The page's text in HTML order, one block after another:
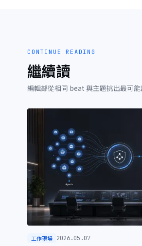
CONTINUE READING
繼續讀
編輯部從相同 beat 與主題挑出最可能
工作現場 2026.05.07